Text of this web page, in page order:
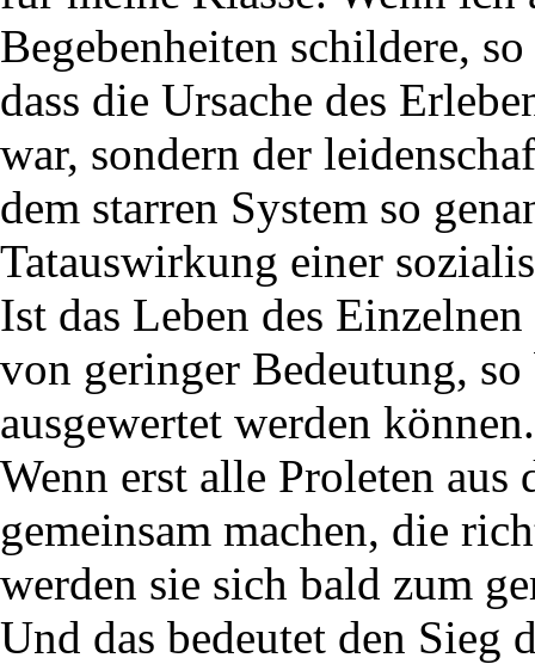
Begebenheiten schildere,
dass die Ursache des
war, sondern der
dem starren System so
Tatauswirkung einer
Ist das Leben des
von geringer Bedeutung,
ausgewertet werden können.
Wenn erst alle Proleten aus
gemeinsam machen, die
werden sie sich bald zum
Und das bedeutet den Sieg